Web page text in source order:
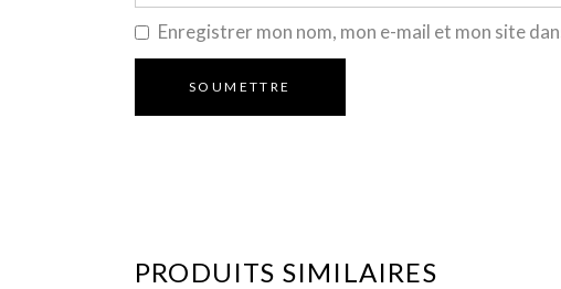
Enregistrer mon nom, mon e-mail et mon site
PRODUITS SIMILAIRES